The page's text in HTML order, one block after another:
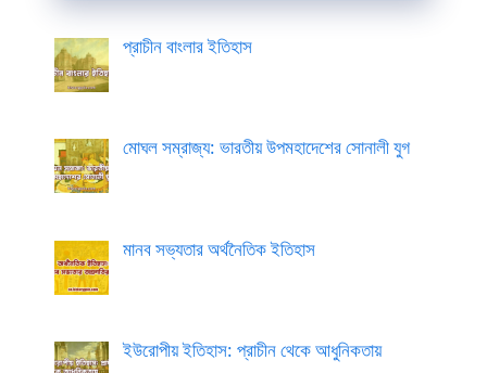
প্রাচীন বাংলার ইতিহাস
মোঘল সম্রাজ্য: ভারতীয় উপমহাদেশের সোনালী যুগ
মানব সভ্যতার অর্থনৈতিক ইতিহাস
ইউরোপীয় ইতিহাস: প্রাচীন থেকে আধুনিকতায়